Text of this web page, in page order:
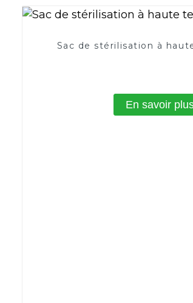
Sac de stérilisation à
En savoir